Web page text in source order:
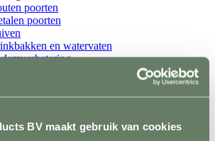
BV maakt gebruik van cookies
poorten
poorten
en watervaten